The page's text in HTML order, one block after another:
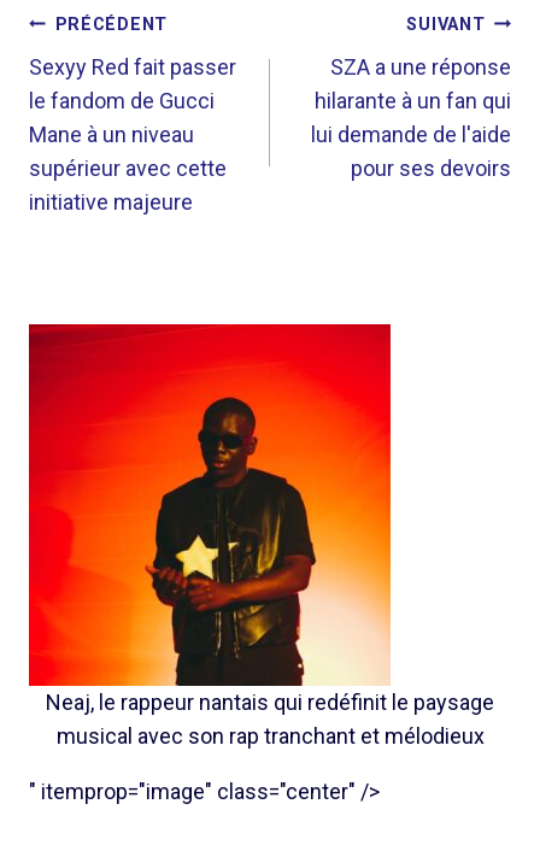
NAVIGATION
DE
L’ARTICLE
PRÉCÉDENT
Sexyy Red fait passer
le fandom de Gucci
Mane à un niveau
supérieur avec cette
initiative majeure
SUIVANT
SZA a une réponse
hilarante à un fan qui
lui demande de l'aide
pour ses devoirs
Neaj, le rappeur nantais qui redéfinit le paysage
musical avec son rap tranchant et mélodieux
" itemprop="image" class="center" />